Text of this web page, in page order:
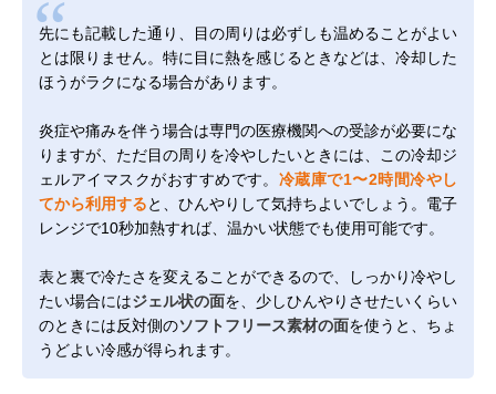
先にも記載した通り、目の周りは必ずしも温めることがよい
とは限りません。特に目に熱を感じるときなどは、冷却した
ほうがラクになる場合があります。
炎症や痛みを伴う場合は専門の医療機関への受診が必要にな
りますが、ただ目の周りを冷やしたいときには、この冷却ジ
ェルアイマスクがおすすめです。 冷蔵庫で1〜2時間冷やし
てから利用すると、ひんやりして気持ちよいでしょう。電子
レンジで10秒加熱すれば、温かい状態でも使用可能です。
表と裏で冷たさを変えることができるので、しっかり冷やし
たい場合にはジェル状の面を、少しひんやりさせたいくらい
のときには反対側のソフトフリース素材の面を使うと、ちょ
うどよい冷感が得られます。